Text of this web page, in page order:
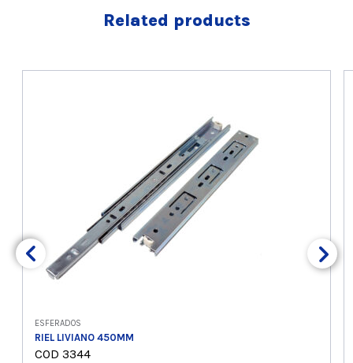
Related products
ESFERADOS
RIEL LIVIANO 450MM
COD 3344